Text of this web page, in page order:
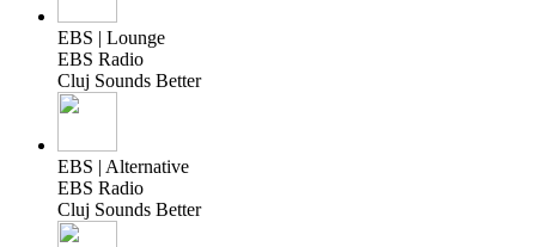
EBS | Lounge
EBS Radio
Cluj Sounds Better
EBS | Alternative
EBS Radio
Cluj Sounds Better